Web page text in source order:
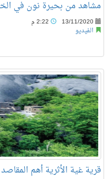
مشاهد من بحيرة نون في
13/11/2020
الفيديو
قرية غية الأثرية أهم